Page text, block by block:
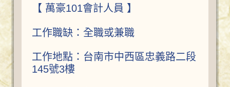
【 萬豪101會計人員 】
工作職缺：全職或兼職
工作地點：台南市中西區忠義路二段
145號3樓